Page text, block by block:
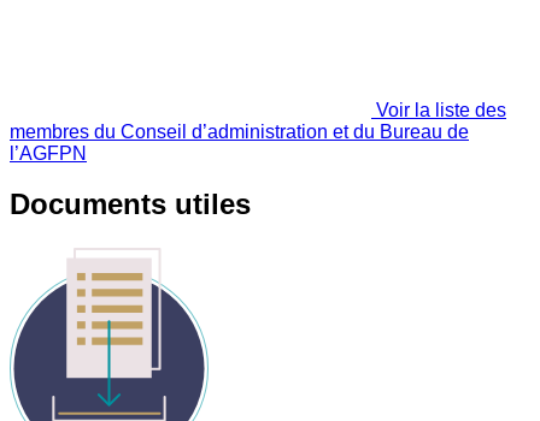
Voir la liste des
membres du Conseil d’administration et du Bureau de
l’AGFPN
Documents utiles